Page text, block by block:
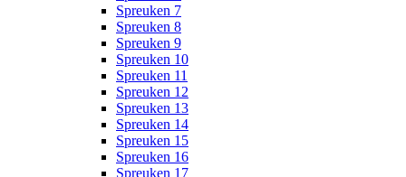
Spreuken 7
Spreuken 8
Spreuken 9
Spreuken 10
Spreuken 11
Spreuken 12
Spreuken 13
Spreuken 14
Spreuken 15
Spreuken 16
Spreuken 17